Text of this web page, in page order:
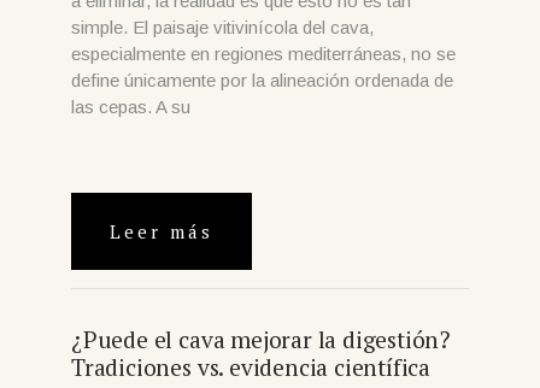
simple. El paisaje vitivinícola del cava,
especialmente en regiones mediterráneas, no se
define únicamente por la alineación ordenada de
las cepas. A su
Leer más
¿Puede el cava mejorar la digestión?
Tradiciones vs. evidencia científica